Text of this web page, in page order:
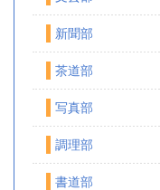
新聞部
茶道部
写真部
調理部
書道部